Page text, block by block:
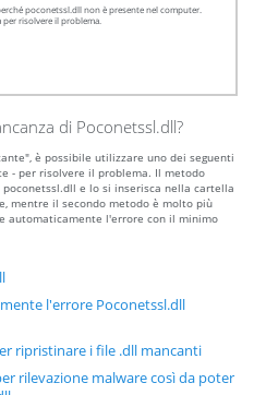
poconetssl.dll non è presente nel computer.
per risolvere il problema.
di Poconetssl.dll?
è possibile utilizzare uno dei seguenti
- per risolvere il problema. Il metodo
e lo si inserisca nella cartella
mentre il secondo metodo è molto più
automaticamente l'errore con il minimo
l'errore Poconetssl.dll
ripristinare i file .dll mancanti
rilevazione malware così da poter